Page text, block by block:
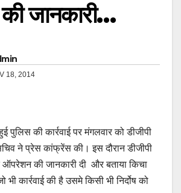
जानकारी…
18, 2014
पुलिस की कार्रवाई पर मंगलवार को डीजीपी
ने प्रेस कांफ्रेंस की। इस दौरान डीजीपी
ऑपरेशन की जानकारी दी और बताया किचा
कार्रवाई की है उसमे किसी भी निर्दोष को